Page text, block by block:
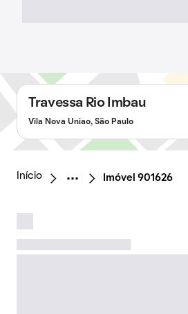
Travessa Rio Imbau
Vila Nova Uniao, São Paulo
Início Imóvel 901626